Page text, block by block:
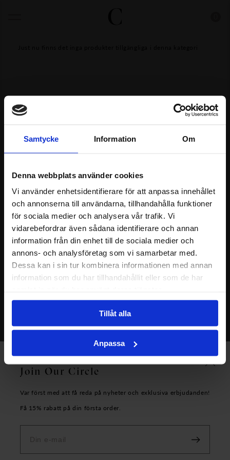
Samtycke Information Om
Denna webbplats använder cookies
Vi använder enhetsidentifierare för att anpassa innehållet
och annonserna till användarna, tillhandahålla funktioner
för sociala medier och analysera vår trafik. Vi
vidarebefordrar även sådana identifierare och annan
information från din enhet till de sociala medier och
annons- och analysföretag som vi samarbetar med.
Dessa kan i sin tur kombinera informationen med annan
information som du har tillhandahållit eller som de har
Tillåt alla
Anpassa
Join Our Circle
Var först med att få reda på nyheter och exklusiva erbjudanden!
Få 15% rabatt på din första order.
Instagram
Cookies & personuppgifter
Byten & återköp
Allmänna villkor
Om oss
Copyright Carolina Gynning AB - 2026